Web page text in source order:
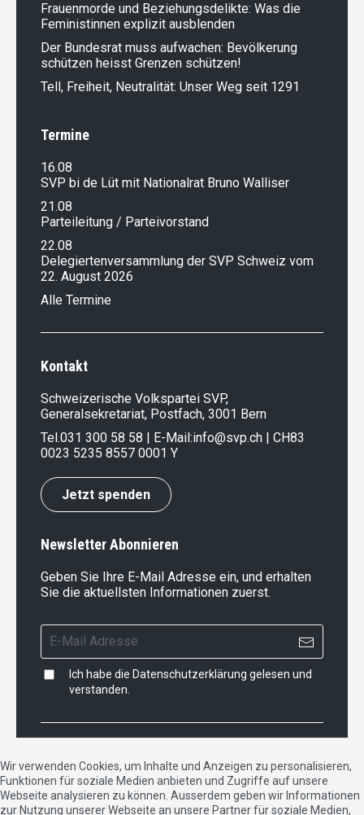
Frauenmorde und Beziehungsdelikte: Was die
Feministinnen explizit ausblenden
Der Bundesrat muss aufwachen: Bevölkerung
schützen heisst Grenzen schützen!
Tell, Freiheit, Neutralität: Unser Weg seit 1291
Termine
16.08
SVP bi de Lüt mit Nationalrat Bruno Walliser
21.08
Parteileitung / Parteivorstand
22.08
Delegiertenversammlung der SVP Schweiz vom
22. August 2026
Alle Termine
Kontakt
Schweizerische Volkspartei SVP,
Generalsekretariat, Postfach, 3001 Bern
Tel.031 300 58 58 | E-Mail:info@svp.ch | CH83
0023 5235 8557 0001 Y
Jetzt spenden
Newsletter Abonnieren
Geben Sie Ihre E-Mail Adresse ein, und erhalten
Sie die aktuellsten Informationen zuerst.
Ich habe die Datenschutzerklärung gelesen und
verstanden.
DE FR IT
Wir verwenden Cookies, um Inhalte und Anzeigen zu personalisieren,
Funktionen für soziale Medien anbieten und Zugriffe auf unsere
Webseite analysieren zu können. Ausserdem geben wir Informationen
zur Nutzung unserer Webseite an unsere Partner für soziale Medien,